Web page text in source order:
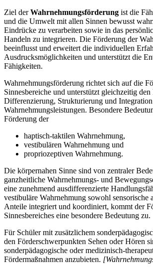
Ziel derWahrnehmungsförderung ist die
und die Umwelt mit allen Sinnen bewusst
Eindrücke zu verarbeiten sowie in das
Handeln zu integrieren. Die Förderung der
beeinflusst und erweitert die individuellen
Ausdrucksmöglichkeiten und unterstützt die
Fähigkeiten.
Wahrnehmungsförderung richtet sich auf die
Sinnesbereiche und unterstützt gleichzeitig den
Differenzierung, Strukturierung und
Wahrnehmungsleistungen. Besondere
Förderung der
haptisch-taktilen Wahrnehmung,
vestibulären Wahrnehmung und
propriozeptiven Wahrnehmung.
Die körpernahen Sinne sind von zentraler
ganzheitliche Wahrnehmungs- und
eine zunehmend ausdifferenzierte
vestibuläre Wahrnehmung sowohl sensorische
Anteile integriert und koordiniert, kommt der
Sinnesbereiches eine besondere Bedeutung zu.
Für Schüler mit zusätzlichem
den Förderschwerpunkten Sehen oder Hören
sonderpädagogische oder medizinisch-
Fördermaßnahmen anzubieten.